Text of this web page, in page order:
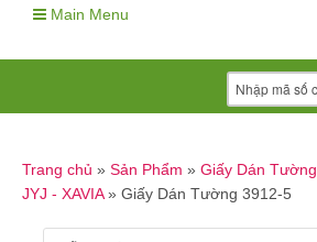
Main Menu
Trang chủ » Sản Phẩm » Giấy Dán Tường
JYJ - XAVIA» Giấy Dán Tường 3912-5